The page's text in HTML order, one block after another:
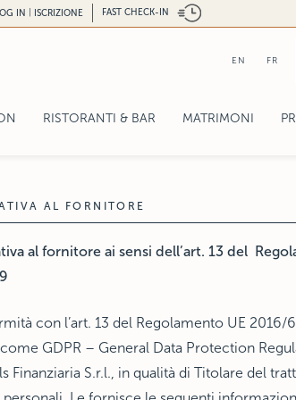
LOG IN ISCRIZIONE FAST CHECK-IN
EN FR
RISTORANTI & BAR MATRIMONI
AL FORNITORE
al fornitore ai sensi dell’art. 13 del
con l’art. 13 del Regolamento UE 2016/
GDPR – General Data Protection
Finanziaria S.r.l., in qualità di Titolare del